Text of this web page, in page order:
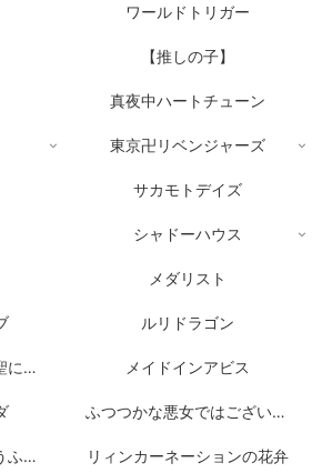
ワールドトリガー
【推しの子】
真夜中ハートチューン
東京卍リベンジャーズ
サカモトデイズ
シャドーハウス
メダリスト
ルリドラゴン
片田舎のおっさん、剣聖になる メイドインアビス
ふつつかな悪女ではございますが
スーパーの裏でヤニ吸うふたり リィンカーネーションの花弁